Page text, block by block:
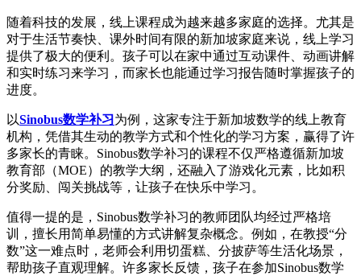
随着科技的发展，线上课程成为越来越多家庭的选择。尤其是
对于生活节奏快、课外时间有限的新加坡家庭来说，线上学习
提供了极大的便利。孩子可以在家中通过互动课件、动画讲解
和实时练习来学习，而家长也能通过学习报告随时掌握孩子的
进度。
以Sinobus数学补习 为例，这家专注于新加坡数学的线上教育
机构，凭借其生动的教学方式和个性化的学习方案，赢得了许
多家长的青睐。Sinobus数学补习的课程不仅严格遵循新加坡
教育部（MOE）的教学大纲，还融入了游戏化元素，比如积
分奖励、闯关挑战等，让孩子在快乐中学习。
值得一提的是，Sinobus数学补习的教师团队均经过严格培
训，擅长用简单易懂的方式讲解复杂概念。例如，在教授“分
数”这一难点时，老师会利用切蛋糕、分披萨等生活化场景，
帮助孩子直观理解。许多家长反馈，孩子在参加Sinobus数学